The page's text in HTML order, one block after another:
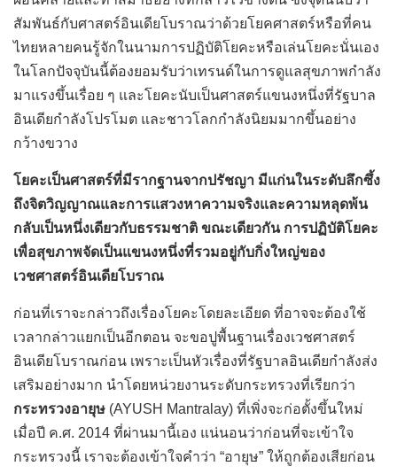
สัมพันธ์กับศาสตร์อินเดียโบราณว่าด้วยโยคศาสตร์หรือที่คน
ไทยหลายคนรู้จักในนามการปฏิบัติโยคะหรือเล่นโยคะนั่นเอง
ในโลกปัจจุบันนี้ต้องยอมรับว่าเทรนด์ในการดูแลสุขภาพกำลัง
มาแรงขึ้นเรื่อย ๆ และโยคะนับเป็นศาสตร์แขนงหนึ่งที่รัฐบาล
อินเดียกำลังโปรโมต และชาวโลกกำลังนิยมมากขึ้นอย่าง
กว้างขวาง
โยคะเป็นศาสตร์ที่มีรากฐานจากปรัชญา มีแก่นในระดับลึกซึ้ง
ถึงจิตวิญญาณและการแสวงหาความจริงและความหลุดพ้น
กลับเป็นหนึ่งเดียวกับธรรมชาติ ขณะเดียวกัน การปฏิบัติโยคะ
เพื่อสุขภาพจัดเป็นแขนงหนึ่งที่รวมอยู่กับกิ่งใหญ่ของ
เวชศาสตร์อินเดียโบราณ
ก่อนที่เราจะกล่าวถึงเรื่องโยคะโดยละเอียด ที่อาจจะต้องใช้
เวลากล่าวแยกเป็นอีกตอน จะขอปูพื้นฐานเรื่องเวชศาสตร์
อินเดียโบราณก่อน เพราะเป็นหัวเรื่องที่รัฐบาลอินเดียกำลังส่ง
เสริมอย่างมาก นำโดยหน่วยงานระดับกระทรวงที่เรียกว่า
กระทรวงอายุษ (AYUSH Mantralay) ที่เพิ่งจะก่อตั้งขึ้นใหม่
เมื่อปี ค.ศ. 2014 ที่ผ่านมานี้เอง แน่นอนว่าก่อนที่จะเข้าใจ
กระทรวงนี้ เราจะต้องเข้าใจคำว่า “อายุษ” ให้ถูกต้องเสียก่อน